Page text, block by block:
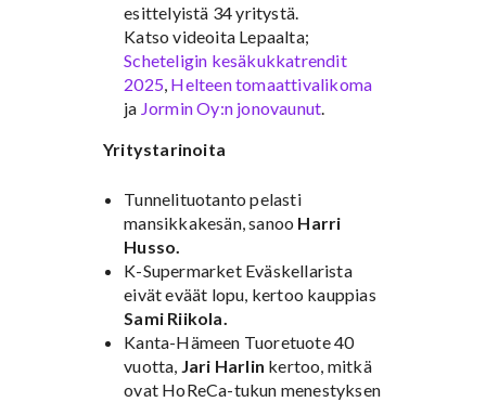
esittelyistä 34 yritystä.
Katso videoita Lepaalta;
Scheteligin kesäkukkatrendit
2025, Helteen tomaattivalikoma
ja Jormin Oy:n jonovaunut.
Yritystarinoita
Tunnelituotanto pelasti
mansikkakesän, sanoo Harri
Husso.
K-Supermarket Eväskellarista
eivät eväät lopu, kertoo kauppias
Sami Riikola.
Kanta-Hämeen Tuoretuote 40
vuotta, Jari Harlin kertoo, mitkä
ovat HoReCa-tukun menestyksen